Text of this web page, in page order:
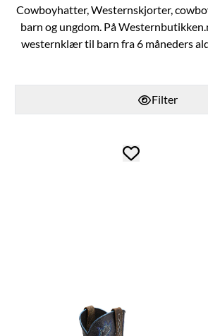
Cowboyhatter, Westernskjorter,
barn og ungdom. På
westernklær til barn fra 6 måneders
Filter